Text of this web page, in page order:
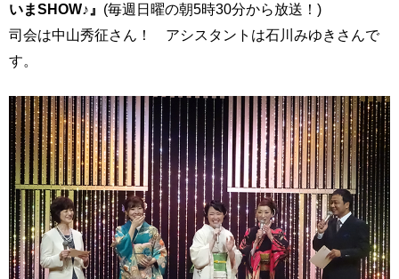
いまSHOW♪』 (毎週日曜の朝5時30分から放送！)
司会は中山秀征さん！ アシスタントは石川みゆきさんで
す。